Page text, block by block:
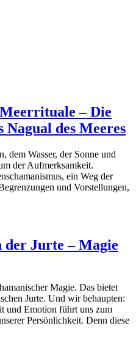
– Die
Nagual des Meeres
dem Wasser, der Sonne und
der Aufmerksamkeit.
ein Weg der
und Vorstellungen,
der Jurte – Magie
Magie. Das bietet
Jurte. Und wir behaupten:
und Emotion führt uns zum
Persönlichkeit. Denn diese